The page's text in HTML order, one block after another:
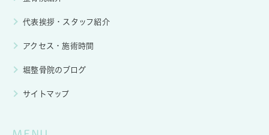
代表挨拶・スタッフ紹介
アクセス・施術時間
堀整骨院のブログ
サイトマップ